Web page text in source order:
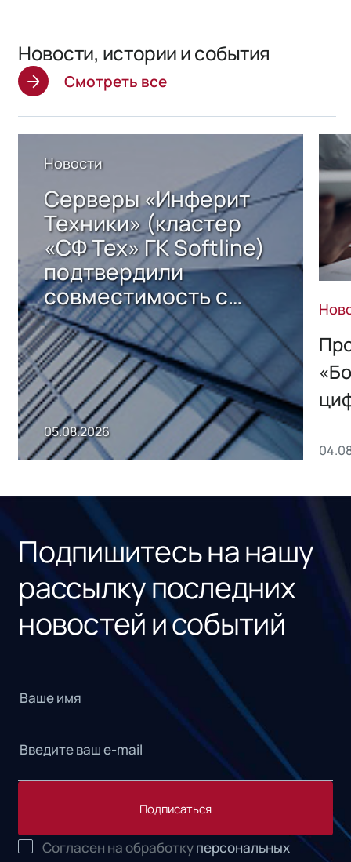
Новости, истории и события
Смотреть все
Новости
Серверы «Инферит
Техники» (кластер
«СФ Тех» ГК Softline)
подтвердили
совместимость с
решением Sharx
Storage 2.x для
хранения данных
05.08.2026
Подпишитесь на нашу
рассылку последних
новостей и событий
Подписаться
Согласен на обработкуперсональных